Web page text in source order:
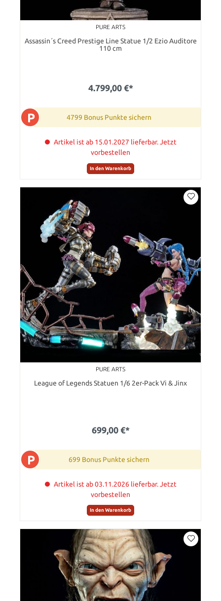
PURE ARTS
Assassin´s Creed Prestige Line Statue 1/2 Ezio Auditore
110 cm
4.799,00 €*
P 4799 Bonus Punkte sichern
Artikel ist ab 15.01.2027 lieferbar. Jetzt
vorbestellen
In den Warenkorb
PURE ARTS
League of Legends Statuen 1/6 2er-Pack Vi & Jinx
699,00 €*
P 699 Bonus Punkte sichern
Artikel ist ab 03.11.2026 lieferbar. Jetzt
vorbestellen
In den Warenkorb